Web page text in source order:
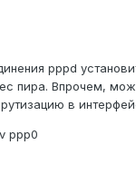
pppd
пира. Впрочем,
в
ppp0